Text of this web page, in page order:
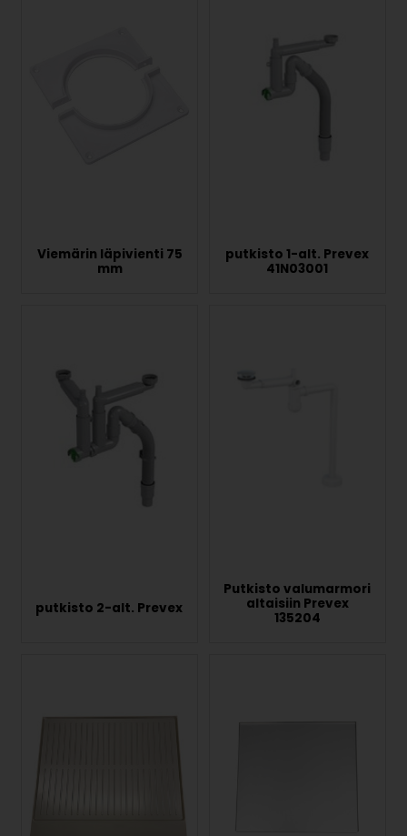
Viemärin läpivienti 75
mm
putkisto 1-alt. Prevex
41N03001
putkisto 2-alt. Prevex
Putkisto valumarmori
altaisiin Prevex
135204